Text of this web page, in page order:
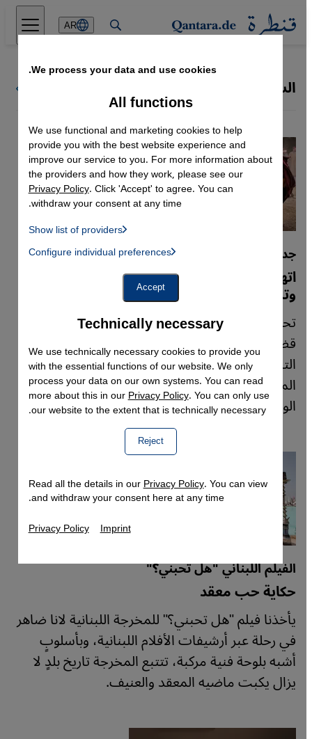
Direkt zum Inhalt springen
AR
السينما العربية
جدل فيلم أسد
اتهامات تلاحق صُنّاعه بدعم الأفروسنتريك
وتزييف التاريخ
تحوّل فيلم "أسد" للنجم المصري محمد رمضان، إلى
قضية سياسية في مصر، إذ اتهمه النقاد بتشويه
التاريخ، والترويج لادعاءات "الأفروسنتريك" أيّ
المركزية الإفريقية، لكن جدل الفيلم امتد إلى الهوية
الوطنية.
الفيلم اللبناني "هل تحبني؟"
حكاية حب معقد
يأخذنا فيلم "هل تحبني؟" للمخرجة اللبنانية لانا ضاهر
في رحلة عبر أرشيفات الأفلام اللبنانية، وبأسلوبٍ
أشبه بلوحة فنية مركبة، تتتبع المخرجة تاريخ بلدٍ لا
يزال يكبت ماضيه المعقد والعنيف.
We process your data and use cookies.
Technically necessary
We use technically necessary cookies to provide you
with the essential functions of our website. We only
process your data on our own systems. You can read
more about this in ourPrivacy Policy. You can only use
our website to the extent that is technically necessary.
Reject
All functions
We use functional and marketing cookies to help
provide you with the best website experience and
improve our service to you. For more information about
the providers and how they work, please see our
Privacy Policy. Click 'Accept' to agree. You can
withdraw your consent at any time.
Show list of providers
Instagram Embed, Twitter Embed, Youtube Embed
Facebook Embed / Facebook Connect
Google Maps Embed
Configure individual preferences
Accept
Read all the details in ourPrivacy Policy. You can view
and withdraw your consent here at any time.
Privacy Policy Imprint